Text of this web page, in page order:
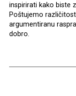
inspirirati kako biste
Poštujemo
argumentiranu
dobro.